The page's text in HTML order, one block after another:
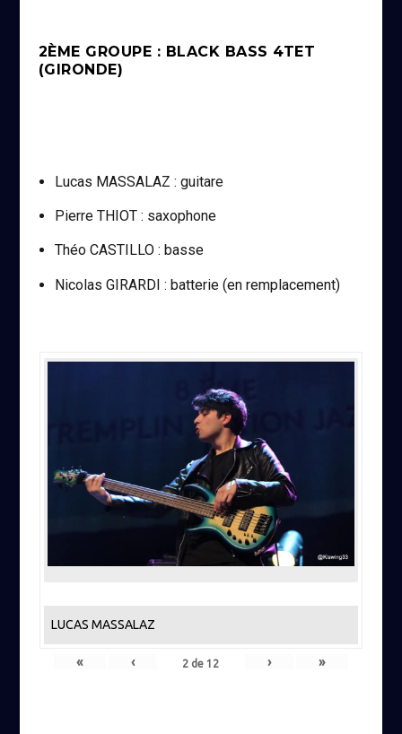
2ÈME GROUPE : BLACK BASS 4TET
(GIRONDE)
Lucas MASSALAZ : guitare
Pierre THIOT : saxophone
Théo CASTILLO : basse
Nicolas GIRARDI : batterie (en remplacement)
LUCAS MASSALAZ
« ‹ 2 de12 › »